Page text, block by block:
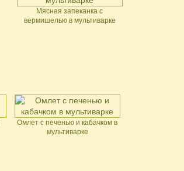
Мясная запеканка с
вермишелью в мультиварке
Омлет с печенью и кабачком в
мультиварке